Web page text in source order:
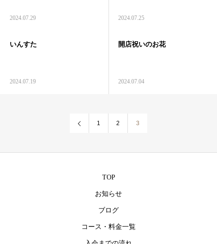
2024.07.29 2024.07.25
いんすた
2024.07.19
開店祝いのお花
2024.07.04
1 2 3
TOP
お知らせ
ブログ
コース・料金一覧